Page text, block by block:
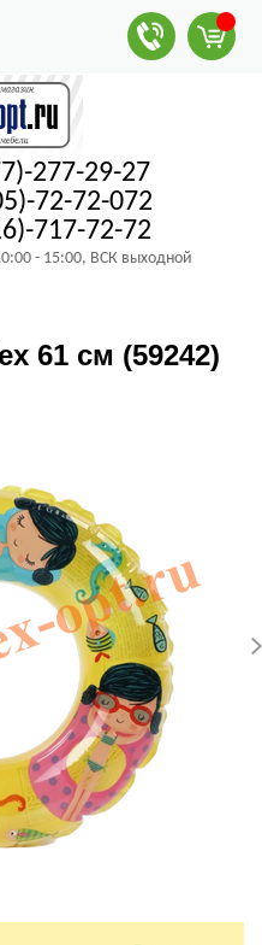
277-29-27
72-72-072
717-72-72
- 15:00, ВСК выходной
61 см (59242)